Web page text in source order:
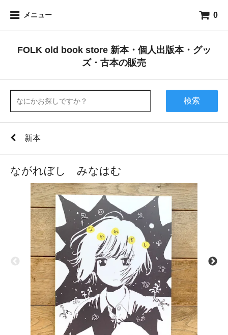
メニュー 0
FOLK old book store 新本・個人出版本・グッ
ズ・古本の販売
検索
新本
ながれぼし みなはむ